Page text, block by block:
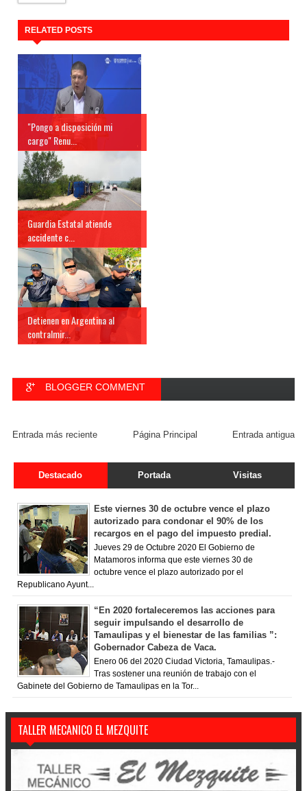
RELATED POSTS
"Pongo a disposición mi
cargo" Renu...
Guardia Estatal atiende
accidente c...
Detienen en Argentina al
contralmir...
BLOGGER COMMENT
Entrada más reciente Entrada antigua
Página Principal
Destacado Portada Visitas
Este viernes 30 de octubre vence el plazo
autorizado para condonar el 90% de los
recargos en el pago del impuesto predial.
Jueves 29 de Octubre 2020 El Gobierno de
Matamoros informa que este viernes 30 de
octubre vence el plazo autorizado por el
Republicano Ayunt...
“En 2020 fortaleceremos las acciones para
seguir impulsando el desarrollo de
Tamaulipas y el bienestar de las familias ”:
Gobernador Cabeza de Vaca.
Enero 06 del 2020 Ciudad Victoria, Tamaulipas.-
Tras sostener una reunión de trabajo con el
Gabinete del Gobierno de Tamaulipas en la Tor...
TALLER MECANICO EL MEZQUITE